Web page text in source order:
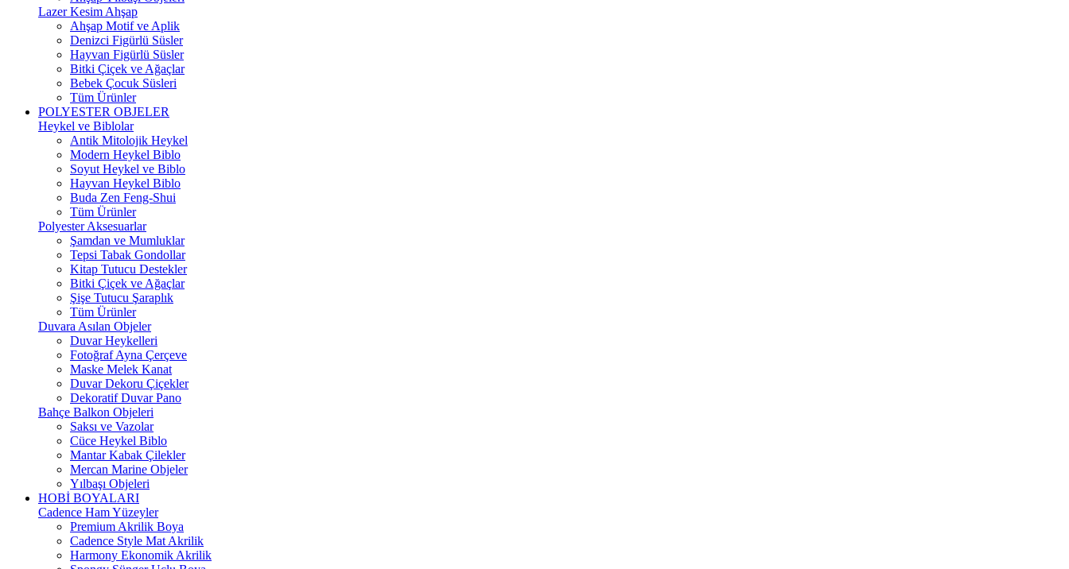
Lazer Kesim Ahşap
Ahşap Motif ve Aplik
Denizci Figürlü Süsler
Hayvan Figürlü Süsler
Bitki Çiçek ve Ağaçlar
Bebek Çocuk Süsleri
Tüm Ürünler
POLYESTER OBJELER
Heykel ve Biblolar
Antik Mitolojik Heykel
Modern Heykel Biblo
Soyut Heykel ve Biblo
Hayvan Heykel Biblo
Buda Zen Feng-Shui
Tüm Ürünler
Polyester Aksesuarlar
Şamdan ve Mumluklar
Tepsi Tabak Gondollar
Kitap Tutucu Destekler
Bitki Çiçek ve Ağaçlar
Şişe Tutucu Şaraplık
Tüm Ürünler
Duvara Asılan Objeler
Duvar Heykelleri
Fotoğraf Ayna Çerçeve
Maske Melek Kanat
Duvar Dekoru Çiçekler
Dekoratif Duvar Pano
Bahçe Balkon Objeleri
Saksı ve Vazolar
Cüce Heykel Biblo
Mantar Kabak Çilekler
Mercan Marine Objeler
Yılbaşı Objeleri
HOBİ BOYALARI
Cadence Ham Yüzeyler
Premium Akrilik Boya
Cadence Style Mat Akrilik
Harmony Ekonomik Akrilik